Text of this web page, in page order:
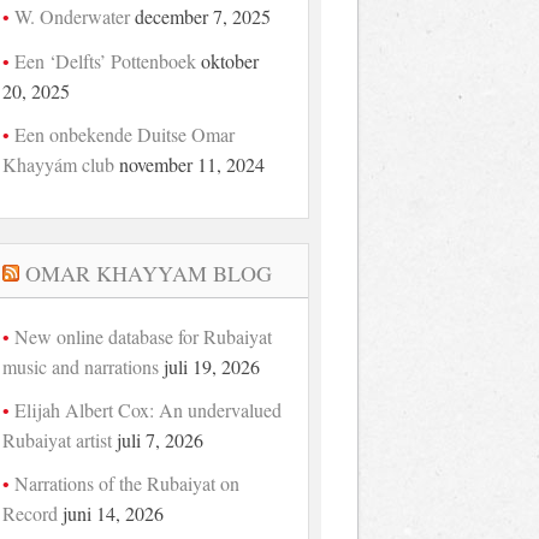
W. Onderwater december 7, 2025
Een ‘Delfts’ Pottenboek oktober
20, 2025
Een onbekende Duitse Omar
Khayyám club november 11, 2024
OMAR KHAYYAM BLOG
New online database for Rubaiyat
music and narrations juli 19, 2026
Elijah Albert Cox: An undervalued
Rubaiyat artist juli 7, 2026
Narrations of the Rubaiyat on
Record juni 14, 2026